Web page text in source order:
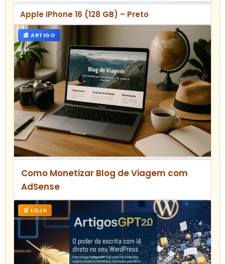
Apple IPhone 16 (128 GB) – Preto
📰 ARTIGO
Como Monetizar Blog de Viagem com
AdSense
🛒 LOJA